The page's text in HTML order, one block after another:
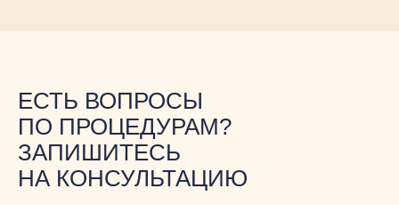
ЕСТЬ ВОПРОСЫ
ПО ПРОЦЕДУРАМ?
ЗАПИШИТЕСЬ
НА КОНСУЛЬТАЦИЮ